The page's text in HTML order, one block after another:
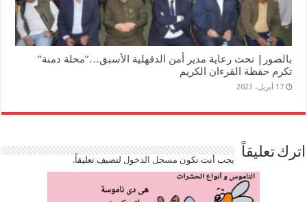
بالصور| تحت رعاية مدير أمن الدقهلية الأسبق…”محلة دمنة”
تكرم حفظة القرءان الكريم
17 أبريل، 2023
اترك تعليقاً يجب أنت تكون مسجل الدخوللتضيف تعليقاً.